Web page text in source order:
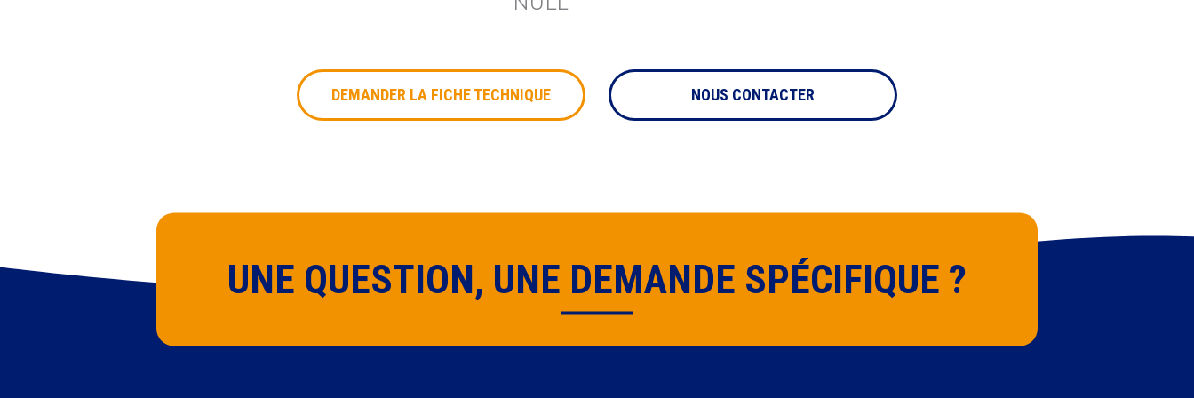
DEMANDER LA FICHE TECHNIQUE NOUS CONTACTER
UNE QUESTION, UNE DEMANDE SPÉCIFIQUE ?
* Champs obligatoires